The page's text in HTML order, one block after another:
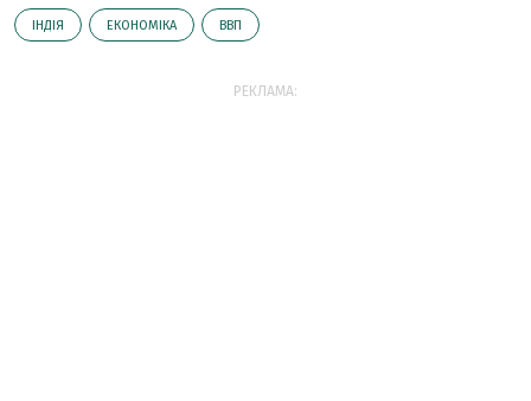
ІНДІЯ ЕКОНОМІКА ВВП
РЕКЛАМА: